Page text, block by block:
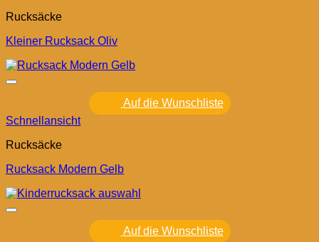
Rucksäcke
Kleiner Rucksack Oliv
Auf die Wunschliste
Schnellansicht
Rucksäcke
Rucksack Modern Gelb
Auf die Wunschliste